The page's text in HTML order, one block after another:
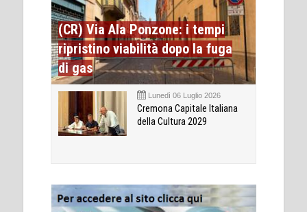
(CR) Via Ala Ponzone: i tempi
ripristino viabilità dopo la fuga
di gas
Lunedì 06 Luglio 2026
Cremona Capitale Italiana
della Cultura 2029